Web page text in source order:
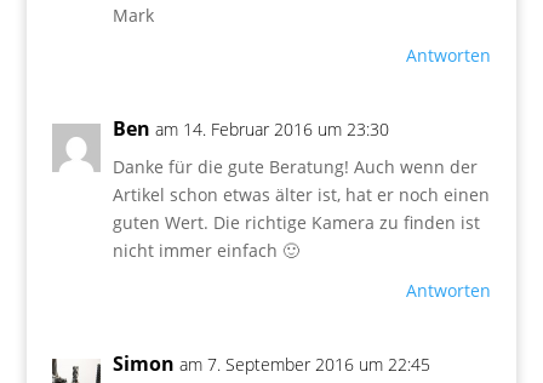
Mark
Antworten
Ben am 14. Februar 2016 um 23:30
Danke für die gute Beratung! Auch wenn der
Artikel schon etwas älter ist, hat er noch einen
guten Wert. Die richtige Kamera zu finden ist
nicht immer einfach 🙂
Antworten
Simon am 7. September 2016 um 22:45